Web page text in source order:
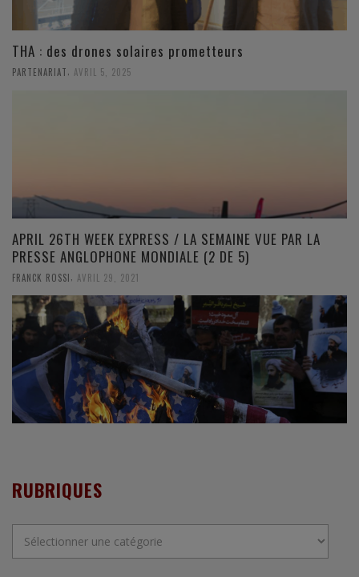
THA : des drones solaires prometteurs
PARTENARIAT AVRIL 5, 2025
APRIL 26TH WEEK EXPRESS / LA SEMAINE VUE PAR LA
PRESSE ANGLOPHONE MONDIALE (2 DE 5)
FRANCK ROSSI AVRIL 29, 2021
RUBRIQUES